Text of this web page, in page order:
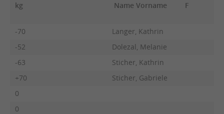
kg
Name Vorname F
-70
Langer, Kathrin
-52
Dolezal, Melanie
-63
Sticher, Kathrin
+70
Sticher, Gabriele
0
0